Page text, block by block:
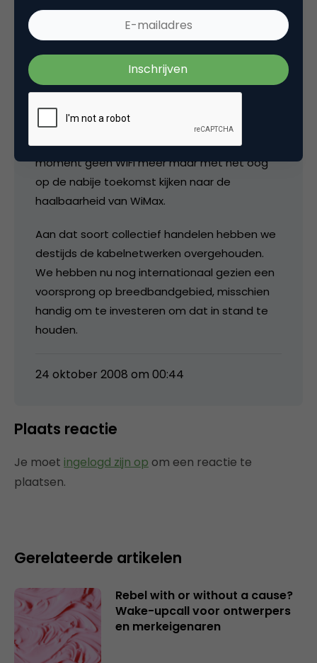
@roy Het is misschien handig als medewerkers
een huis binnen lopen dat hun telefoon en
PDA er niet direct uit ligt. Ik noem maar wat.
Verder denk ik dat het wat verstandig is om
dit soort dingen zonder winstoogmerk door
gemeentes te laten doen, misschien op dit
moment geen WiFi meer maar met het oog
op de nabije toekomst kijken naar de
haalbaarheid van WiMax.
Aan dat soort collectief handelen hebben we
destijds de kabelnetwerken overgehouden.
We hebben nu nog internationaal gezien een
voorsprong op breedbandgebied, misschien
handig om te investeren om dat in stand te
houden.
24 oktober 2008 om 00:44
Plaats reactie
Je moet ingelogd zijn op om een reactie te
plaatsen.
Gerelateerde artikelen
Rebel with or without a cause?
Wake-upcall voor ontwerpers
en merkeigenaren